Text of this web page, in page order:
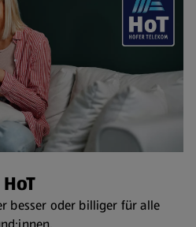
HoT
besser oder billiger für alle